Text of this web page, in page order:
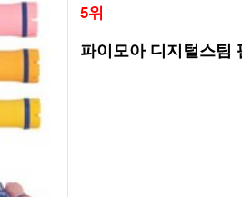
5위
파이모아 디지털스팀